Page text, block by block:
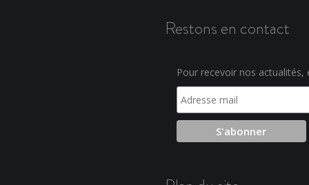
Restons en contact
Pour recevoir nos